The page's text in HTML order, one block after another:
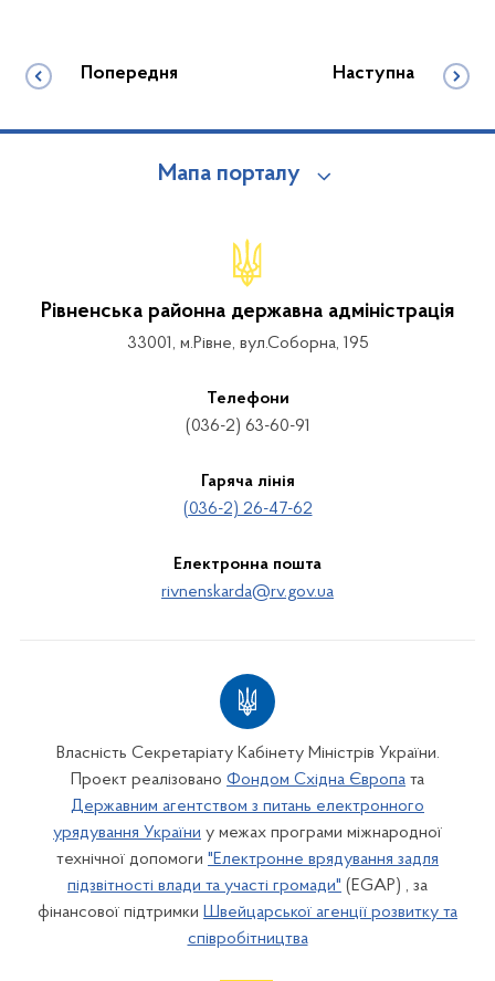
Попередня Наступна
Мапа порталу
Рівненська районна державна адміністрація
33001, м.Рівне, вул.Соборна, 195
Телефони
(036-2) 63-60-91
Гаряча лінія
(036-2) 26-47-62
Електронна пошта
rivnenskarda@rv.gov.ua
Власність Секретаріату Кабінету Міністрів України.
Проект реалізовано Фондом Східна Європа та
Державним агентством з питань електронного
урядування України у межах програми міжнародної
технічної допомоги "Електронне врядування задля
підзвітності влади та участі громади" (EGAP) , за
фінансової підтримки Швейцарської агенції розвитку та
співробітництва